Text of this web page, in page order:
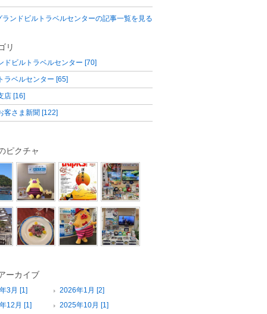
ランドビルトラベルセンターの記事一覧を見る
リ
ドビルトラベルセンター [70]
ラベルセンター [65]
店 [16]
客さま新聞 [122]
ピクチャ
ーカイブ
3月 [1]
2026年1月 [2]
12月 [1]
2025年10月 [1]